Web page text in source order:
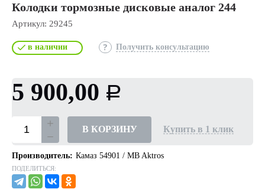
Колодки тормозные дисковые аналог 244
Артикул: 29245
в наличии Получить консультацию
5 900,00 Р
В КОРЗИНУ Купить в 1 клик
Производитель: Камаз 54901 / MB Aktros
ПОДЕЛИТЬСЯ: